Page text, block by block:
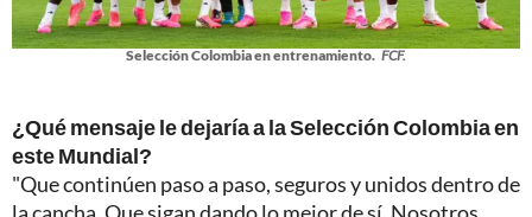
Selección Colombia en entrenamiento. FCF.
¿Qué mensaje le dejaría a la Selección Colombia en
este Mundial?
"Que continúen paso a paso, seguros y unidos dentro de